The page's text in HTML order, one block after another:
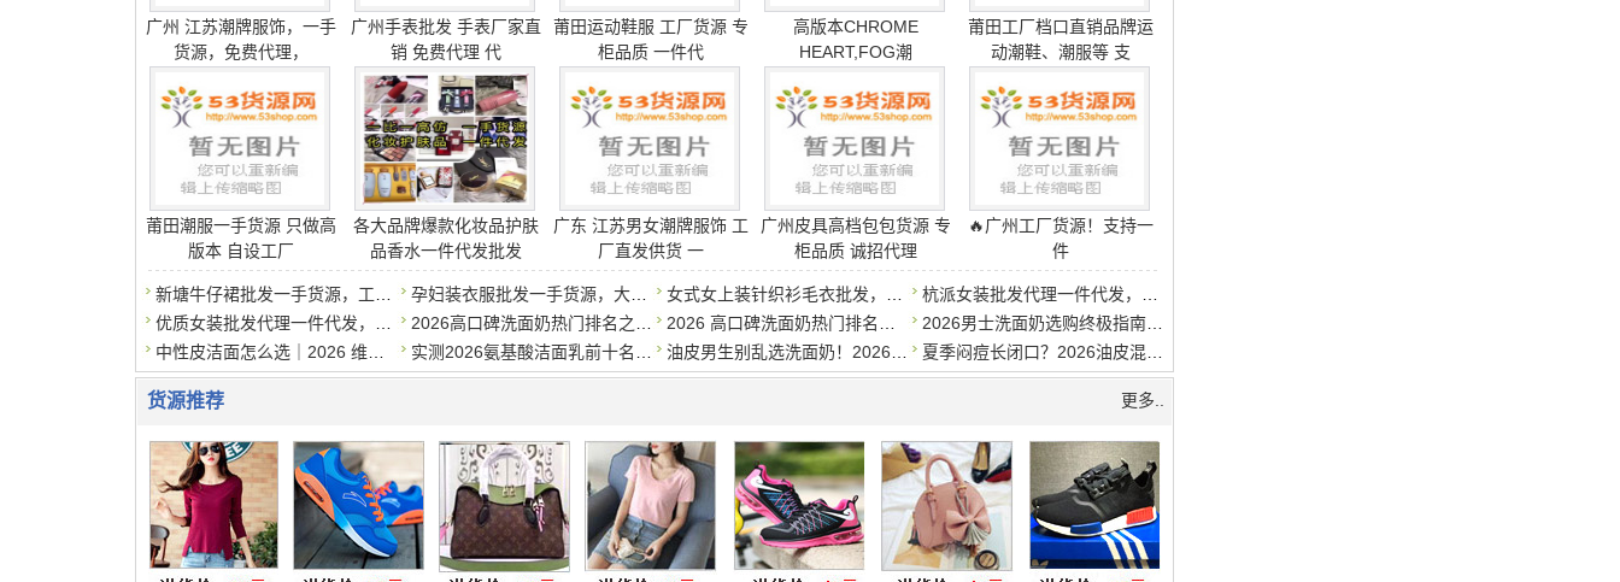
在线客服QQ:
2715238279 (联系时请说明来自“53货源网”有优惠)
相似货源查看网址：
http://gpyqtl.com/
【1】【2】
53货源网教你网上进货如何防骗! >>
交易方式:
此信息由会员免费发布，请核实后，通过“淘宝” “闲鱼”等大型平台进行交易，收到货满意后
再确认付款，切不可微
信直接先打款，以免钱货两失。
免责申明：1.本站不提供任何交易方式，请通过安全的交易平台如淘定京东闲鱼等平台进行交易，私下交易属于个人行
为，造成的后果与本站无关。2.所有文字图片及产品均由会员发布提供，如涉侵权可联系本站客服处理。
下一篇：原装公司级NK Dunk哪里有买工厂价格大约多少钱
0票 0票
分享到：